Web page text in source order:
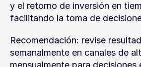
y el retorno de inversión en
facilitando la toma de
Recomendación: revise
semanalmente en canales de
mensualmente para